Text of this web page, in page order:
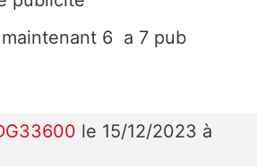
6 a 7 pub
le 15/12/2023 à